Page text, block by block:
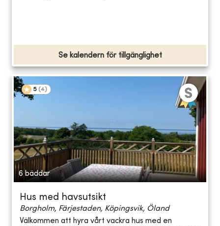
Se kalendern för tillgänglighet
5 (4)
6 bäddar
Hus med havsutsikt
Borgholm, Färjestaden, Köpingsvik, Öland
Välkommen att hyra vårt vackra hus med en